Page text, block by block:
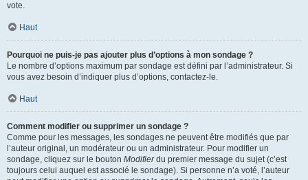
vote.
Haut
Pourquoi ne puis-je pas ajouter plus d’options à mon sondage ?
Le nombre d’options maximum par sondage est défini par l’administrateur. Si
vous avez besoin d’indiquer plus d’options, contactez-le.
Haut
Comment modifier ou supprimer un sondage ?
Comme pour les messages, les sondages ne peuvent être modifiés que par
l’auteur original, un modérateur ou un administrateur. Pour modifier un
sondage, cliquez sur le bouton Modifierdu premier message du sujet (c’est
toujours celui auquel est associé le sondage). Si personne n’a voté, l’auteur